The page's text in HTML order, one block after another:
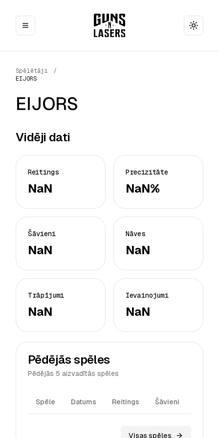
Toggle
Spēlētāji
/
EIJORS
EIJORS
Vidēji dati
Reitings
NaN
Precizitāte
NaN%
Šāvieni
NaN
Nāves
NaN
Trāpījumi
NaN
Ievainojumi
NaN
Pēdējās spēles
Pēdējās 5 aizvadītās spēles
Spēle Datums Reitings Šāvieni
Visas spēles